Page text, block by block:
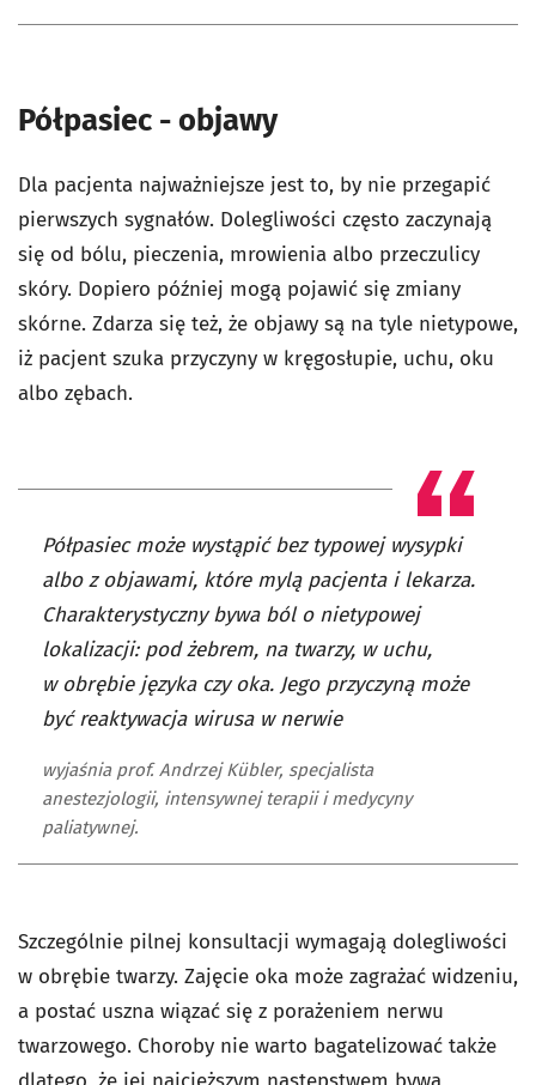
Półpasiec - objawy
Dla pacjenta najważniejsze jest to, by nie przegapić
pierwszych sygnałów. Dolegliwości często zaczynają
się od bólu, pieczenia, mrowienia albo przeczulicy
skóry. Dopiero później mogą pojawić się zmiany
skórne. Zdarza się też, że objawy są na tyle nietypowe,
iż pacjent szuka przyczyny w kręgosłupie, uchu, oku
albo zębach.
Półpasiec może wystąpić bez typowej wysypki
albo z objawami, które mylą pacjenta i lekarza.
Charakterystyczny bywa ból o nietypowej
lokalizacji: pod żebrem, na twarzy, w uchu,
w obrębie języka czy oka. Jego przyczyną może
być reaktywacja wirusa w nerwie
wyjaśnia prof. Andrzej Kübler, specjalista
anestezjologii, intensywnej terapii i medycyny
paliatywnej.
Szczególnie pilnej konsultacji wymagają dolegliwości
w obrębie twarzy. Zajęcie oka może zagrażać widzeniu,
a postać uszna wiązać się z porażeniem nerwu
twarzowego. Choroby nie warto bagatelizować także